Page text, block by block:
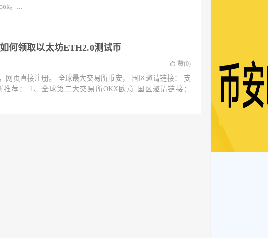
。...
何领取以太坊ETH2.0测试币
赞(0)
网页直接注册。 全球最大交易所币安， 国区邀请链接： 支
荐： 1、全球第二大交易所OKX欧意 国区邀请链接：